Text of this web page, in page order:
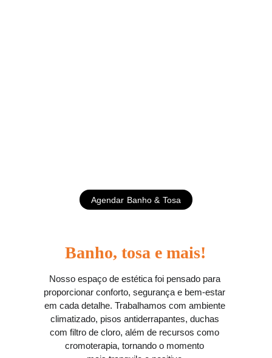
Agendar Banho & Tosa
Nosso espaço de estética foi pensado para
proporcionar conforto, segurança e bem-estar
em cada detalhe. Trabalhamos com ambiente
climatizado, pisos antiderrapantes, duchas
com filtro de cloro, além de recursos como
cromoterapia, tornando o momento
Banho, tosa e mais!